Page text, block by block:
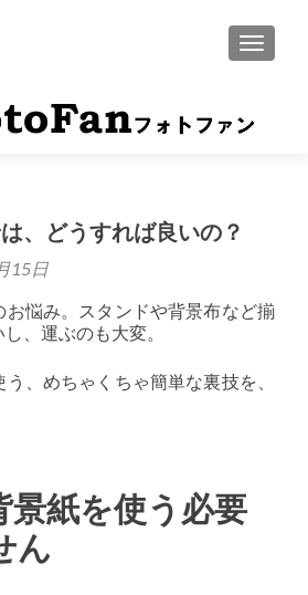
MENU
、どうすれば良いの？
15日
お悩み。スタンドや背景布など揃
、運ぶのも大変。
、めちゃくちゃ簡単な裏技を、
景紙を使う必要
ん